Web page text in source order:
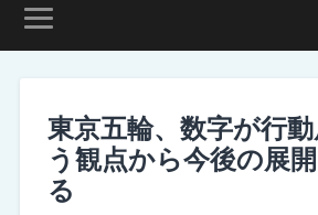
東京五輪、数字が行
う観点から今後の展
る